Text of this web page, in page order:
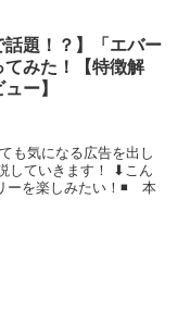
話題！？】「エバー
てみた！【特徴解
ー】
も気になる広告を出し
していきます！ ⬇︎こん
ーを楽しみたい！◾️ 本